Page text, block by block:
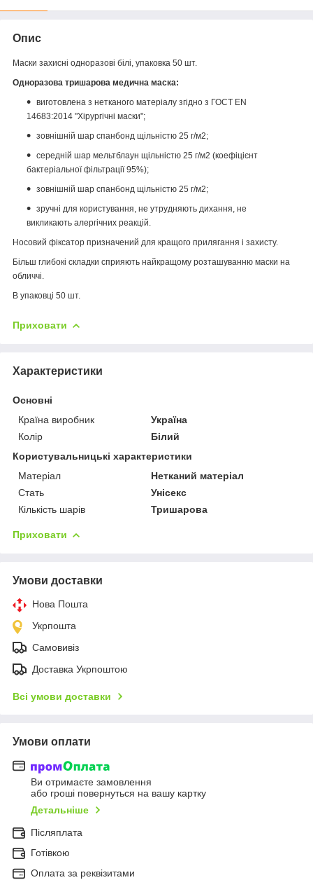
Опис
Маски захисні одноразові білі, упаковка 50 шт.
Одноразова тришарова медична маска:
виготовлена з нетканого матеріалу згідно з ГОСТ EN
14683:2014 "Хірургічні маски";
зовнішній шар спанбонд щільністю 25 г/м2;
середній шар мельтблаун щільністю 25 г/м2 (коефіцієнт
бактеріальної фільтрації 95%);
зовнішній шар спанбонд щільністю 25 г/м2;
зручні для користування, не утрудняють дихання, не
викликають алергічних реакцій.
Носовий фіксатор призначений для кращого прилягання і захисту.
Більш глибокі складки сприяють найкращому розташуванню маски на
обличчі.
В упаковці 50 шт.
Приховати
Характеристики
Основні
Країна виробник
Україна
Колір
Білий
Користувальницькі характеристики
Матеріал
Нетканий матеріал
Стать
Унісекс
Кількість шарів
Тришарова
Приховати
Умови доставки
Нова Пошта
Укрпошта
Самовивіз
Доставка Укрпоштою
Всі умови доставки
Умови оплати
Ви отримаєте замовлення
або гроші повернуться на вашу картку
Детальніше
Післяплата
Готівкою
Оплата за реквізитами